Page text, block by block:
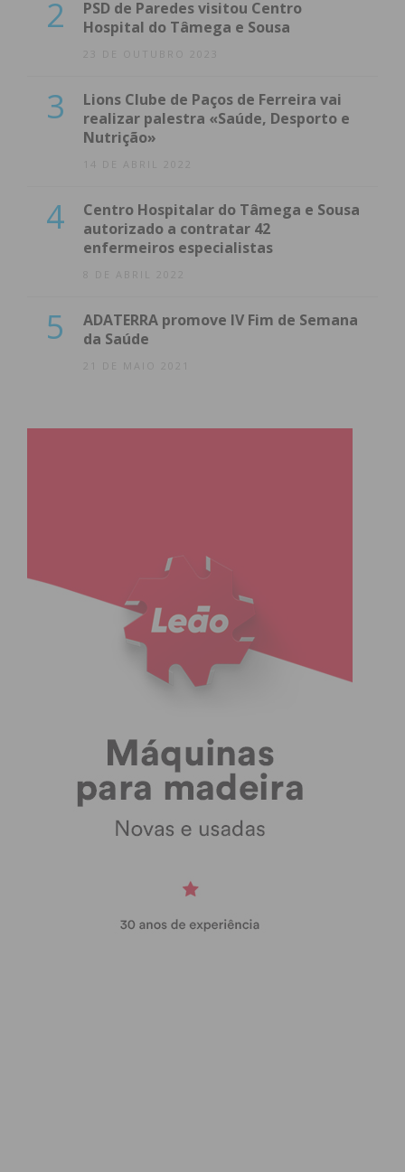
2
PSD de Paredes visitou Centro
Hospital do Tâmega e Sousa
23 DE OUTUBRO 2023
3
Lions Clube de Paços de Ferreira vai
realizar palestra «Saúde, Desporto e
Nutrição»
14 DE ABRIL 2022
4
Centro Hospitalar do Tâmega e Sousa
autorizado a contratar 42
enfermeiros especialistas
8 DE ABRIL 2022
5
ADATERRA promove IV Fim de Semana
da Saúde
21 DE MAIO 2021